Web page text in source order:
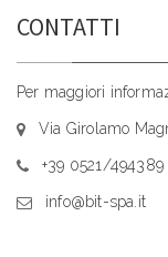
CONTATTI
Per maggiori
Via Girolamo
+39 0521/494389
info@bit-spa.it